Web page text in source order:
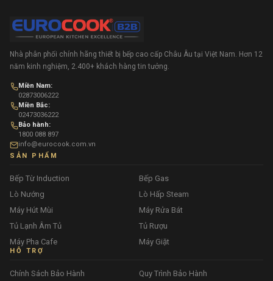
Nhà phân phối chính hãng thiết bị bếp cao cấp Châu Âu tại Việt Nam. Hơn 12
năm kinh nghiệm, 2.400+ khách hàng tin tưởng.
Miền Nam:
02873006222
Miền Bắc:
02473036222
Bảo hành:
1800 088 897
info@eurocook.com.vn
SẢN PHẨM
Bếp Từ Induction
Bếp Gas
Lò Nướng
Lò Hấp Steam
Máy Hút Mùi
Máy Rửa Bát
Tủ Lạnh Âm Tủ
Tủ Rượu
Máy Pha Cafe
Máy Giặt
HỖ TRỢ
Chính Sách Bảo Hành Quy Trình Bảo Hành